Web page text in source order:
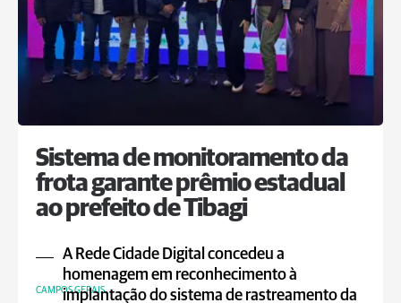
Sistema de monitoramento da
frota garante prêmio estadual
ao prefeito de Tibagi
A Rede Cidade Digital concedeu a
homenagem em reconhecimento à
implantação do sistema de rastreamento da
CAMPOS GERAIS